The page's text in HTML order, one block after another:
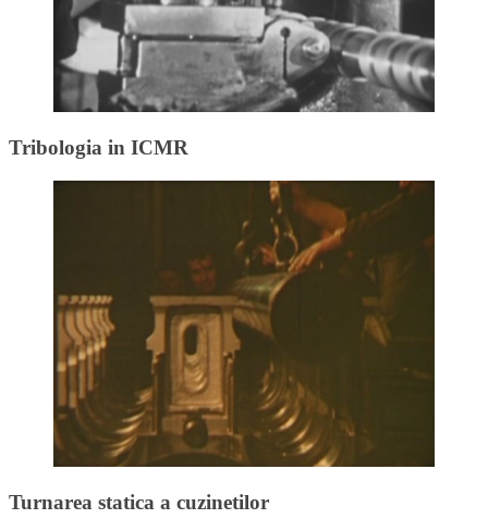
Tribologia in ICMR
Turnarea statica a cuzinetilor